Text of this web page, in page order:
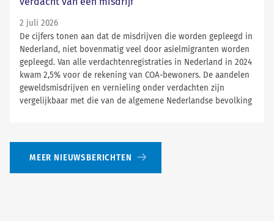
2 juli 2026
De cijfers tonen aan dat de misdrijven die worden gepleegd in
Nederland, niet bovenmatig veel door asielmigranten worden
gepleegd. Van alle verdachtenregistraties in Nederland in 2024
kwam 2,5% voor de rekening van COA-bewoners. De aandelen
geweldsmisdrijven en vernieling onder verdachten zijn
vergelijkbaar met die van de algemene Nederlandse bevolking
MEER NIEUWSBERICHTEN